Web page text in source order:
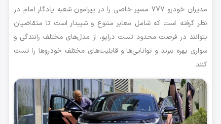
مدیران خودرو 777 مسیر خاصی را در پیرامون شعبه یادگار امام در
نظر گرفته است که شامل معابر متنوع و شیبدار است تا متقاضیان
بتوانند در فرصت محدود تست درایو، از مدل‌های مختلف رانندگی و
سواری بهره ببرند و توانایی‌ها و قابلیت‌های مختلف خودروها را تست
کنند.